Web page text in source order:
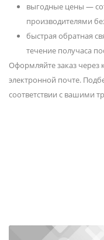
выгодные цены —
производителями
быстрая обратная
течение получаса
Оформляйте заказ через
электронной почте.
соответствии с вашими